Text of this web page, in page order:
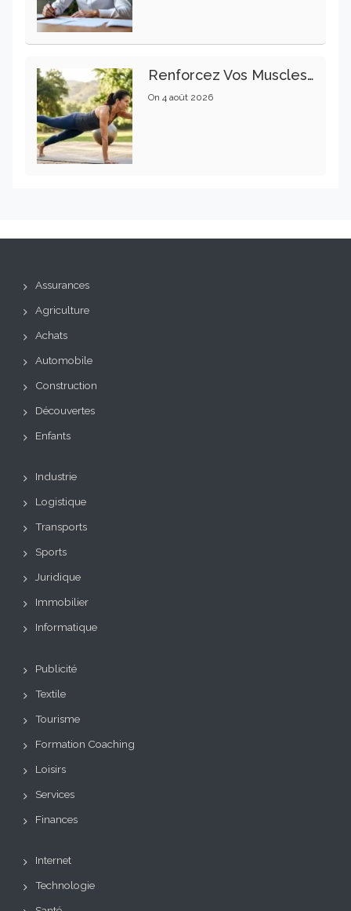
Renforcez Vos Muscles Profonds Pour Apaiser Votre Mal De Dos
On 4 août 2026
Assurances
Agriculture
Achats
Automobile
Construction
Découvertes
Enfants
Industrie
Logistique
Transports
Sports
Juridique
Immobilier
Informatique
Publicité
Textile
Tourisme
Formation Coaching
Loisirs
Services
Finances
Internet
Technologie